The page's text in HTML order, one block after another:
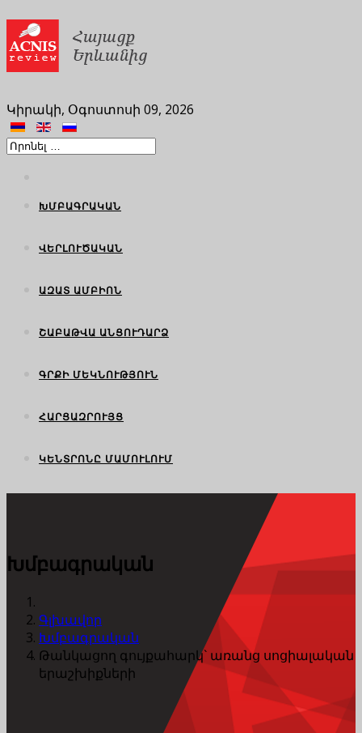
Կիրակի, Օգոստոսի 09, 2026
ԽՄԲԱԳՐԱԿԱՆ
ՎԵՐԼՈՒԾԱԿԱՆ
ԱԶԱՏ ԱՄԲԻՈՆ
ՇԱԲԱԹՎԱ ԱՆՑՈՒԴԱՐՁ
ԳՐՔԻ ՄԵԿՆՈՒԹՅՈՒՆ
ՀԱՐՑԱԶՐՈՒՅՑ
ԿԵՆՏՐՈՆԸ ՄԱՄՈՒԼՈՒՄ
Խմբագրական
Գլխավոր
Խմբագրական
Թանկացող գույքահարկ` առանց սոցիալական
երաշխիքների